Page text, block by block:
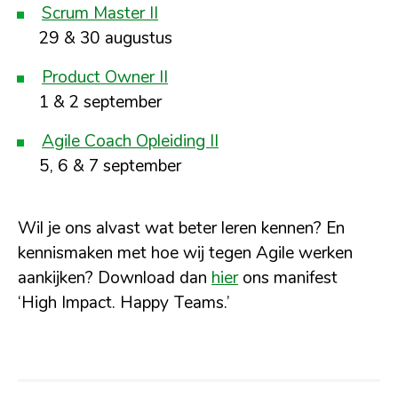
Scrum Master II
29 & 30 augustus
Product Owner II
1 & 2 september
Agile Coach Opleiding II
5, 6 & 7 september
Wil je ons alvast wat beter leren kennen? En
kennismaken met hoe wij tegen Agile werken
aankijken? Download dan hierons manifest
‘High Impact. Happy Teams.’